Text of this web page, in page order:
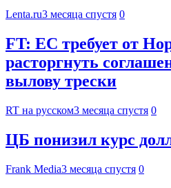
Lenta.ru3 месяца спустя 0
FT: ЕС требует от
расторгнуть
вылову трески
RT на русском3 месяца спустя 0
ЦБ понизил курс
Frank Media3 месяца спустя 0